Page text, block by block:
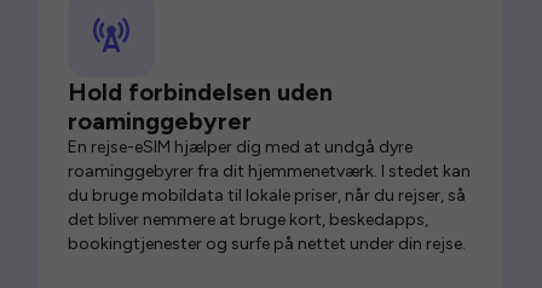
Hold forbindelsen uden
roaminggebyrer
En rejse-eSIM hjælper dig med at undgå dyre
roaminggebyrer fra dit hjemmenetværk. I stedet kan
du bruge mobildata til lokale priser, når du rejser, så
det bliver nemmere at bruge kort, beskedapps,
bookingtjenester og surfe på nettet under din rejse.